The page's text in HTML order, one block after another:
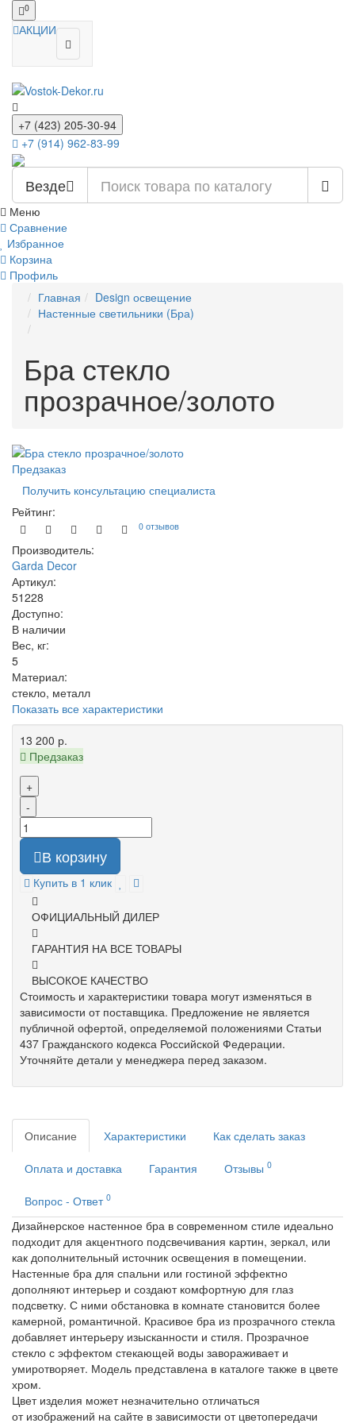
0
АКЦИИ
+7 (423) 205-30-94
+7 (914) 962-83-99
Везде
Меню
Сравнение
Избранное
Корзина
Профиль
Главная
Design освещение
Настенные светильники (Бра)
Бра стекло
прозрачное/золото
Предзаказ
Получить консультацию специалиста
Рейтинг:
0 отзывов
Производитель:
Garda Decor
Артикул:
51228
Доступно:
В наличии
Вес, кг:
5
Материал:
стекло, металл
Показать все характеристики
13 200 р.
Предзаказ
+
-
В корзину
Купить в 1 клик
ОФИЦИАЛЬНЫЙ ДИЛЕР
ГАРАНТИЯ НА ВСЕ ТОВАРЫ
ВЫСОКОЕ КАЧЕСТВО
Стоимость и характеристики товара могут изменяться в
зависимости от поставщика. Предложение не является
публичной офертой, определяемой положениями Статьи
437 Гражданского кодекса Российской Федерации.
Уточняйте детали у менеджера перед заказом.
Описание Характеристики Как сделать заказ
Оплата и доставка Гарантия Отзывы 0
Вопрос - Ответ 0
Дизайнерское настенное бра в современном стиле идеально
подходит для акцентного подсвечивания картин, зеркал, или
как дополнительный источник освещения в помещении.
Настенные бра для спальни или гостиной эффектно
дополняют интерьер и создают комфортную для глаз
подсветку. С ними обстановка в комнате становится более
камерной, романтичной. Красивое бра из прозрачного стекла
добавляет интерьеру изысканности и стиля. Прозрачное
стекло с эффектом стекающей воды завораживает и
умиротворяет. Модель представлена в каталоге также в цвете
хром.
Цвет изделия может незначительно отличаться
от изображений на сайте в зависимости от цветопередачи